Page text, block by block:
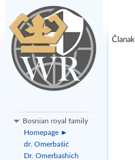
Članak
Bosnian royal family
Homepage ►
dr. Omerbašić
Dr. Omerbashich